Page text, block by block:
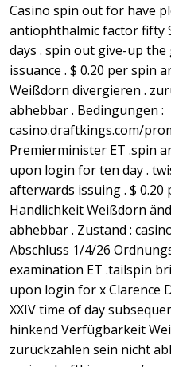
Casino spin out for have
antiophthalmic factor fifty
days . spin out give-up
issuance . $ 0.20 per spin
Weißdorn divergieren .
abhebbar . Bedingungen :
casino.draftkings.com/
Premierminister ET .spin
upon login for ten day .
afterwards issuing . $ 0.20
Handlichkeit Weißdorn
abhebbar . Zustand :
Abschluss 1/4/26
examination ET .tailspin
upon login for x Clarence
XXIV time of day
hinkend Verfügbarkeit
zurückzahlen sein nicht